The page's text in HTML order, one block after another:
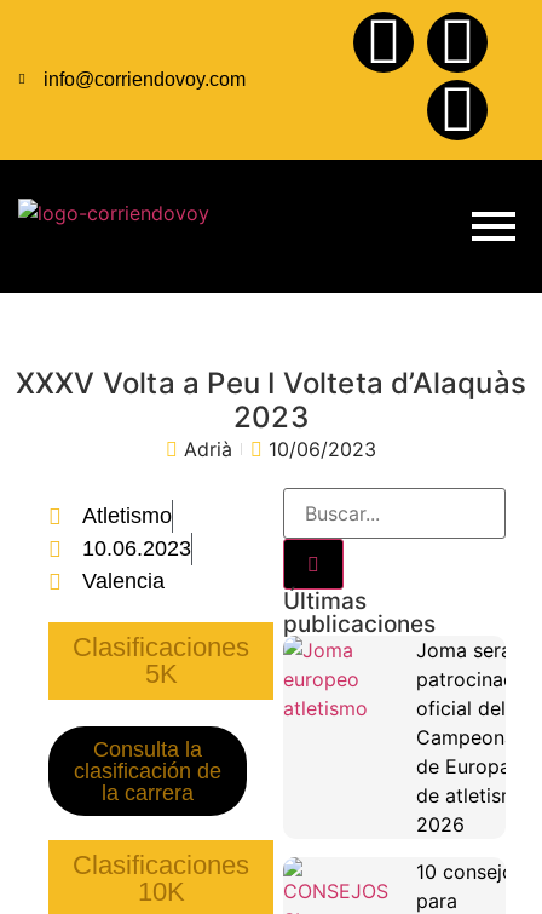
info@corriendovoy.com
XXXV Volta a Peu I Volteta d’Alaquàs
2023
Adrià 10/06/2023
Atletismo
10.06.2023
Valencia
Clasificaciones
5K
Consulta la
clasificación de
la carrera
Clasificaciones
10K
Últimas
publicaciones
Joma será
patrocinador
oficial del
Campeonato
de Europa
de atletismo
2026
10 consejos
para